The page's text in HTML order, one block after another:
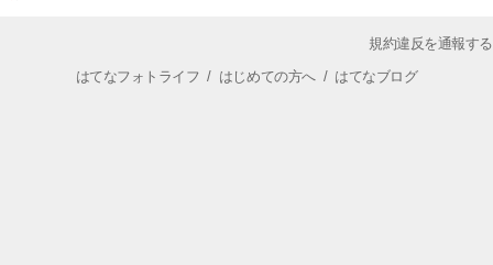
規約違反を通報する
はてなフォトライフ / はじめての方へ/ はてなブログ